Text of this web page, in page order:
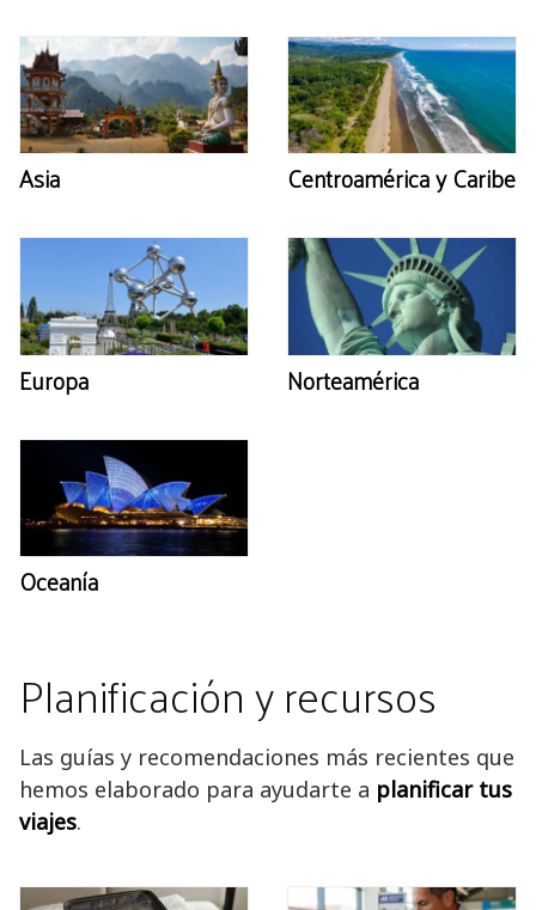
Asia Centroamérica y Caribe
Europa Norteamérica
Oceanía
Planificación y recursos
Las guías y recomendaciones más recientes que
hemos elaborado para ayudarte a planificar tus
viajes.